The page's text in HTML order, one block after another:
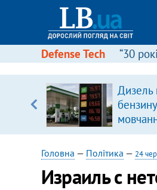
Defense Tech “30
Дизель
цінами
Головна — Політика — 24
Израиль с